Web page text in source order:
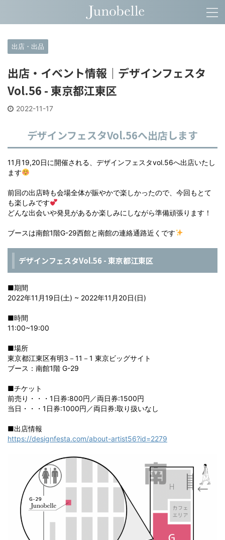
出店・出品
出店・イベント情報｜デザインフェスタ
Vol.56 - 東京都江東区
2022-11-17
デザインフェスタVol.56へ出店します
11月19,20日に開催される、デザインフェスタvol.56へ出店いたし
ます
前回の出店時も会場全体が賑やかで楽しかったので、今回もとて
も楽しみです
どんな出会いや発見があるか楽しみにしながら準備頑張ります！
ブースは南館1階G-29西館と南館の連絡通路近くです
デザインフェスタVol.56 - 東京都江東区
■期間
2022年11月19日(土) ~ 2022年11月20日(日)
■時間
11:00~19:00
■場所
東京都江東区有明3－11－1 東京ビッグサイト
ブース：南館1階 G-29
■チケット
前売り・・・1日券:800円／両日券:1500円
当日・・・1日券:1000円／両日券:取り扱いなし
■出店情報
https://designfesta.com/about-artist56?id=2279